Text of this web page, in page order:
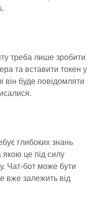
треба лише зробити
та вставити токен у
він буде повідомляти
глибоких знань
якою це під силу
Чат-бот може бути
вже залежить від